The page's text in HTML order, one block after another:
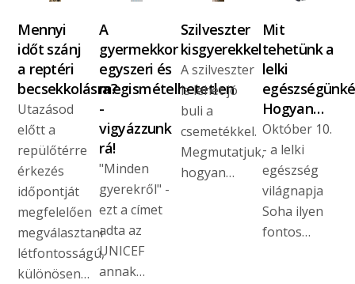
Mennyi
időt szánj
a reptéri
becsekkolásra?
Utazásod
előtt a
repülőtérre
érkezés
időpontját
megfelelően
megválasztani
létfontosságú,
különösen…
A
gyermekkor
egyszeri és
megismételhetetlen
-
vigyázzunk
rá!
"Minden
gyerekről" -
ezt a címet
adta az
UNICEF
annak…
Szilveszter
kisgyerekkel
A szilveszter
is lehet jó
buli a
csemetékkel.
Megmutatjuk,
hogyan…
Mit
tehetünk a
lelki
Hogyan…
Október 10.
- a lelki
egészség
világnapja
Soha ilyen
fontos…